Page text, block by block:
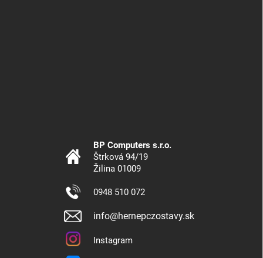
BP Computers s.r.o.
Štrková 94/19
Žilina 01009
0948 510 072
info@hernepczostavy.sk
Instagram